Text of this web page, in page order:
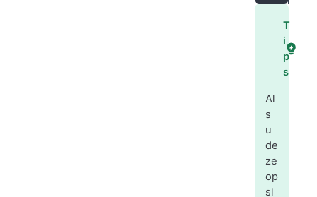
T
i
p
s
Al
s
u
de
ze
op
sl